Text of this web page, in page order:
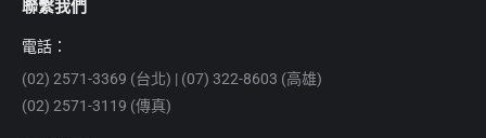
聯繫我們
電話：
(02) 2571-3369 (台北) | (07) 322-8603 (高雄)
(02) 2571-3119 (傳真)